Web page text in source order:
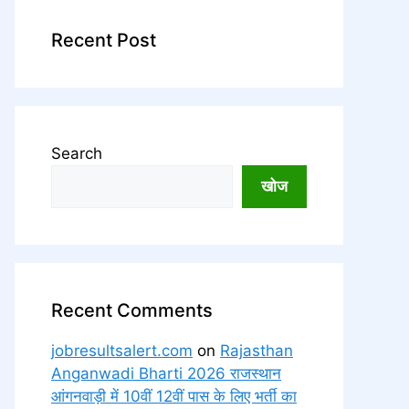
Recent Post
Search
खोज
Recent Comments
jobresultsalert.com on Rajasthan
Anganwadi Bharti 2026 राजस्थान
आंगनवाड़ी में 10वीं 12वीं पास के लिए भर्ती का